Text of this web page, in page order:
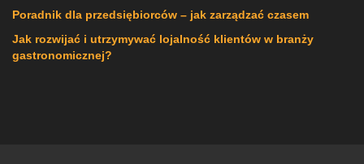
Poradnik dla przedsiębiorców – jak zarządzać czasem
Jak rozwijać i utrzymywać lojalność klientów w branży
gastronomicznej?